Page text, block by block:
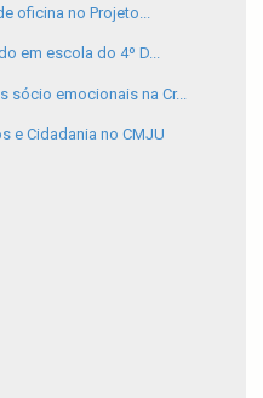
oficina no Projeto...
em escola do 4º D...
emocionais na Cr...
e Cidadania no CMJU